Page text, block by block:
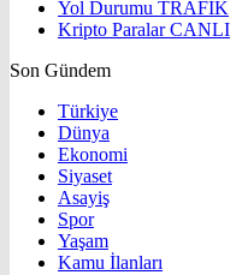
Yol Durumu TRAFİK
Kripto ParalarCANLI
Son Gündem
Türkiye
Dünya
Ekonomi
Siyaset
Asayiş
Spor
Yaşam
Kamu İlanları